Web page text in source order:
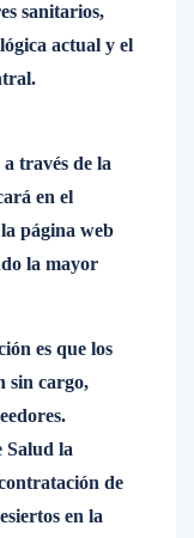
sanitarios,
actual y el
través de la
en el
página web
la mayor
es que los
sin cargo,
Salud la
de
en la